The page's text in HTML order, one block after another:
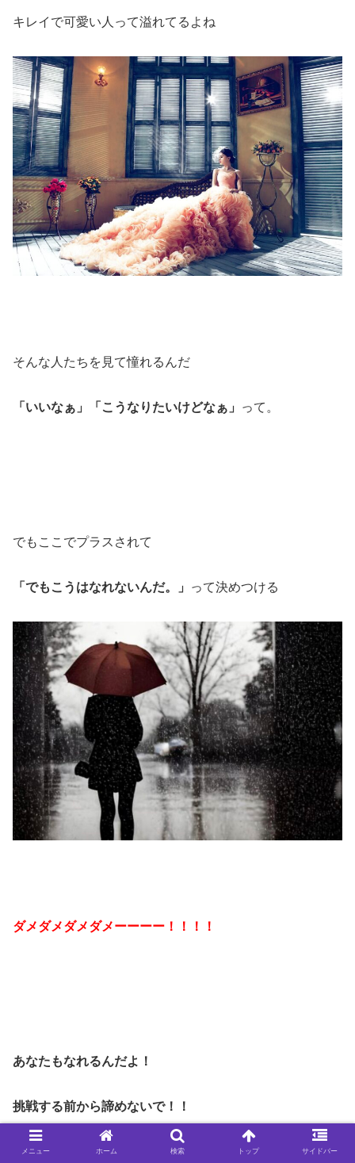
キレイで可愛い人って溢れてるよね
そんな人たちを見て憧れるんだ
「いいなぁ」「こうなりたいけどなぁ」 って。
でもここでプラスされて
「でもこうはなれないんだ。」 って決めつける
ダメダメダメダメーーーー！！！！
あなたもなれるんだよ！
挑戦する前から諦めないで！！
メニュー ホーム 検索 トップ サイドバー